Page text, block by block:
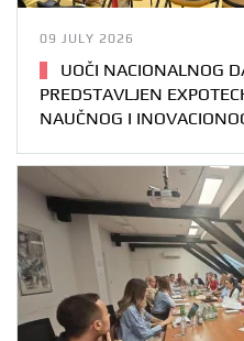
09 JULY 2026
UOČI NACIONALNOG
PREDSTAVLJEN
NAUČNOG I